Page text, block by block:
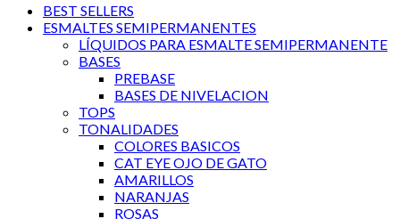
BEST SELLERS
ESMALTES SEMIPERMANENTES
LÍQUIDOS PARA ESMALTE SEMIPERMANENTE
BASES
PREBASE
BASES DE NIVELACION
TOPS
TONALIDADES
COLORES BASICOS
CAT EYE OJO DE GATO
AMARILLOS
NARANJAS
ROSAS